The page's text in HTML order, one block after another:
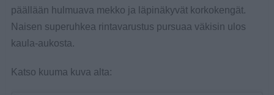
päällään hulmuava mekko ja läpinäkyvät korkokengät.
Naisen superuhkea rintavarustus pursuaa väkisin ulos
kaula-aukosta.
Katso kuuma kuva alta: